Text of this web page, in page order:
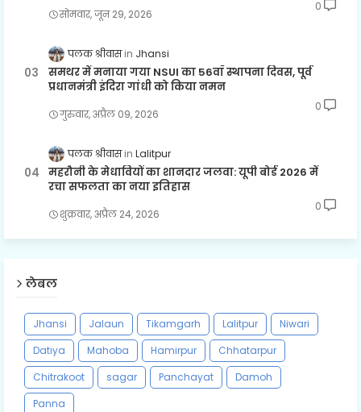
सोमवार, जून 29, 2026
0
पलक श्रीवास Jhansi
समथर में मनाया गया NSUI का 56वाँ स्थापना दिवस, पूर्व
प्रधानमंत्री इंदिरा गांधी को किया नमन
गुरुवार, अप्रैल 09, 2026
0
पलक श्रीवास Lalitpur
महरौनी के मेधावियों का शानदार जलवा: यूपी बोर्ड 2026 में
रचा सफलता का नया इतिहास
शुक्रवार, अप्रैल 24, 2026
0
लेबल
Jhansi Jalaun Tikamgarh Lalitpur
Niwari
Datiya
Mahoba Hamirpur
Chhatarpur
Chitrakoot
sagar Panchayat
Damoh
Panna